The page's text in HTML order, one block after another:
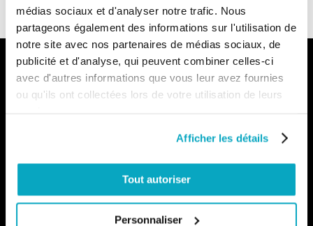
médias sociaux et d'analyser notre trafic. Nous
partageons également des informations sur l'utilisation de
notre site avec nos partenaires de médias sociaux, de
publicité et d'analyse, qui peuvent combiner celles-ci
avec d'autres informations que vous leur avez fournies
ou qu'ils ont collectées lors de votre utilisation de leurs
Afficher les détails
Tout autoriser
Personnaliser
Notre newsletter
Recevez par e-mail notre actualité avec les promos du
lettre
Envoyer